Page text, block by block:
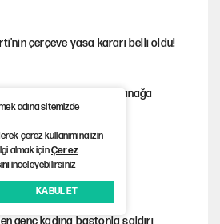
çerçeve yasa kararı belli oldu!
sıcak hava yerini sağanağa
genç kadına bastonla saldırı
adına sitemizde
çerez kullanımına izin
almak içinÇerez
inceleyebilirsiniz
KABUL ET